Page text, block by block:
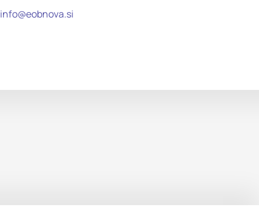
info@eobnova.si